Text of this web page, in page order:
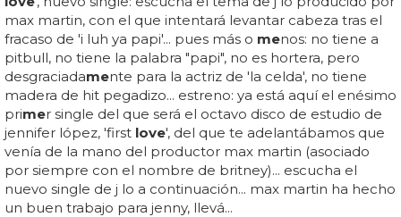
max martin, con el que intentará levantar cabeza tras el
fracaso de 'i luh ya papi'... pues más o menos: no tiene a
pitbull, no tiene la palabra "papi", no es hortera, pero
desgraciadamente para la actriz de 'la celda', no tiene
madera de hit pegadizo... estreno: ya está aquí el enésimo
primer single del que será el octavo disco de estudio de
jennifer lópez, 'first love', del que te adelantábamos que
venía de la mano del productor max martin (asociado
por siempre con el nombre de britney)... escucha el
nuevo single de j lo a continuación... max martin ha hecho
un buen trabajo para jenny, llevá...